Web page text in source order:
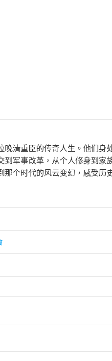
清重臣的传奇人生。他们身
军事改革，从个人修身到家
个时代的风云变幻，感受历
適用準則第2條第5款之規定